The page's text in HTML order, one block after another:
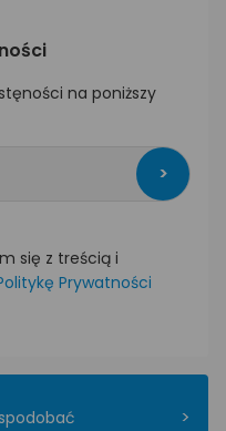
na poniższy
>
się z treścią i
Prywatności
>